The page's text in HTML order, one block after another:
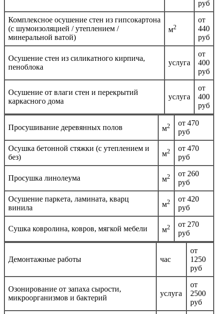
руб
Комплексное осушение стен из гипсокартона
(с шумоизоляцией / утеплением /
минеральной ватой)
м2
от
440
руб
Осушение стен из силикатного кирпича,
пеноблока
услуга
от
400
руб
Осушение от влаги стен и перекрытий
каркасного дома
услуга
от
400
руб
Просушивание деревянных полов м2
от 470
руб
Осушка бетонной стяжки (с утеплением и
без)
м2
от 470
руб
Просушка линолеума м2
от 260
руб
Осушение паркета, ламината, кварц
винила
м2
от 420
руб
Сушка ковролина, ковров, мягкой мебели м2
от 270
руб
Демонтажные работы час
от
1250
руб
Озонирование от запаха сырости,
микроорганизмов и бактерий
услуга
от
2500
руб